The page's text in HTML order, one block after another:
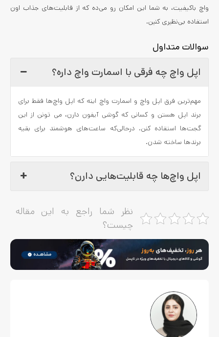
واچ باکیفیت، به شما این امکان رو می‌ده که از قابلیت‌های جذاب اون
استفاده بی‌نظیری کنین.
سوالات متداول
اپل واچ چه فرقی با اسمارت واچ داره؟
مهم‌ترین فرق اپل واچ و اسمارت واچ اینه که اپل واچ‌ها فقط برای
برند اپل هستن و کسانی که گوشی آیفون دارن، می تونن از این
گجت‌ها استفاده کنن. درحالی‌که ساعت‌های هوشمند برای بقیه
برندها ساخته شدن.
اپل واچ‌ها چه قابلیت‌هایی دارن؟
نظر شما راجع به این مقاله
چیست؟